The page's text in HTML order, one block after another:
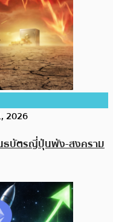
2026
ธบัตรญี่ปุ่นพัง-สงคราม